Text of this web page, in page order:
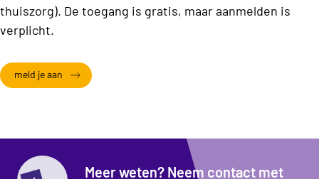
thuiszorg). De toegang is gratis, maar aanmelden is
verplicht.
meld je aan
Meer weten? Neem contact met